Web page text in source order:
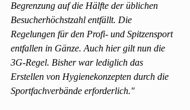
Begrenzung auf die Hälfte der üblichen
Besucherhöchstzahl entfällt. Die
Regelungen für den Profi- und Spitzensport
entfallen in Gänze. Auch hier gilt nun die
3G-Regel. Bisher war lediglich das
Erstellen von Hygienekonzepten durch die
Sportfachverbände erforderlich."